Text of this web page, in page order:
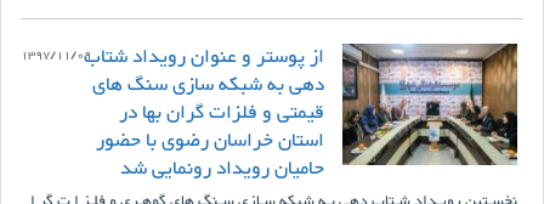
از پوستر و عنوان رویداد شتاب
دهی به شبکه سازی سنگ های
قیمتی و فلزات گران بها در
استان خراسان رضوی با حضور
حامیان رویداد رونمایی شد
1397/11/09